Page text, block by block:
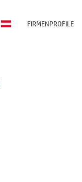
FIRMENPROFILE